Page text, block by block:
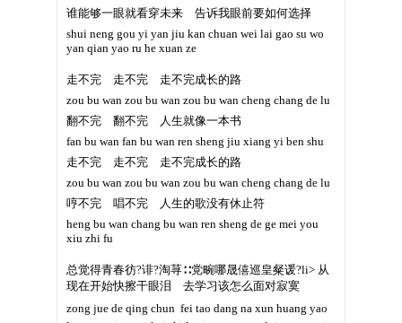
谁能够一眼就看穿未来 告诉我眼前要如何选择
shui neng gou yi yan jiu kan chuan wei lai gao su wo
yan qian yao ru he xuan ze
走不完 走不完 走不完成长的路
zou bu wan zou bu wan zou bu wan cheng chang de lu
翻不完 翻不完 人生就像一本书
fan bu wan fan bu wan ren sheng jiu xiang yi ben shu
走不完 走不完 走不完成长的路
zou bu wan zou bu wan zou bu wan cheng chang de lu
哼不完 唱不完 人生的歌没有休止符
heng bu wan chang bu wan ren sheng de ge mei you
xiu zhi fu
总觉得青春彷?诽?淘荨∷党畹哪晟僖巡皇粲谖?li> 从
现在开始快擦干眼泪 去学习该怎么面对寂寞
zong jue de qing chun  fei tao dang na xun huang yao